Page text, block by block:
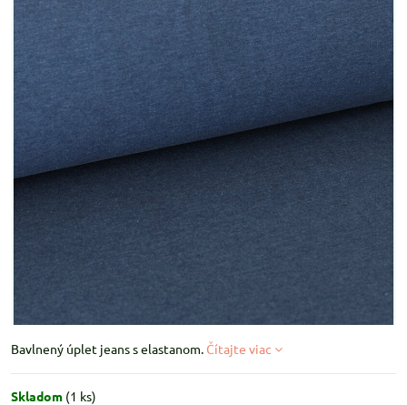
Bavlnený úplet jeans s elastanom. Čítajte viac
Skladom (1 ks)